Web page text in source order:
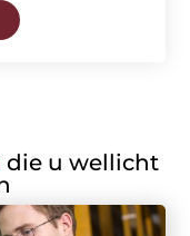
die u wellicht